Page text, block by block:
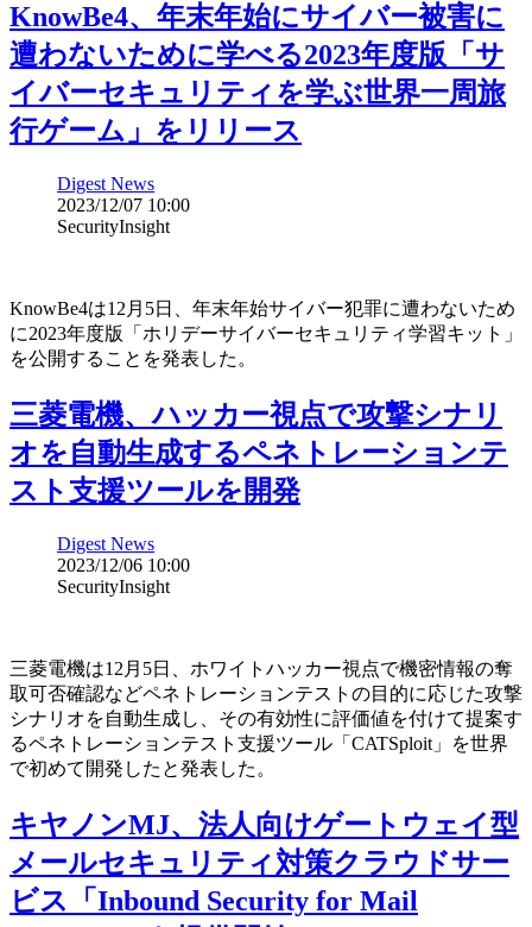
KnowBe4、年末年始にサイバー被害に
遭わないために学べる2023年度版「サ
イバーセキュリティを学ぶ世界一周旅
行ゲーム」をリリース
Digest News
2023/12/07 10:00
SecurityInsight
KnowBe4は12月5日、年末年始サイバー犯罪に遭わないため
に2023年度版「ホリデーサイバーセキュリティ学習キット」
を公開することを発表した。
三菱電機、ハッカー視点で攻撃シナリ
オを自動生成するペネトレーションテ
スト支援ツールを開発
Digest News
2023/12/06 10:00
SecurityInsight
三菱電機は12月5日、ホワイトハッカー視点で機密情報の奪
取可否確認などペネトレーションテストの目的に応じた攻撃
シナリオを自動生成し、その有効性に評価値を付けて提案す
るペネトレーションテスト支援ツール「CATSploit」を世界
で初めて開発したと発表した。
キヤノンMJ、法人向けゲートウェイ型
メールセキュリティ対策クラウドサー
ビス「Inbound Security for Mail